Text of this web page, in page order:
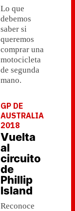
Lo que
debemos
saber si
queremos
comprar una
motocicleta
de segunda
mano.
GP DE
AUSTRALIA
2018
Vuelta
al
circuito
de
Phillip
Island
Reconoce